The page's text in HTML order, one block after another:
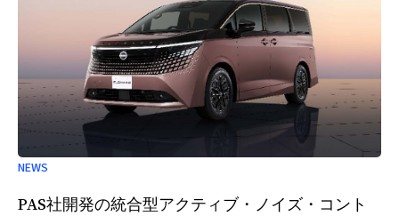
NEWS
PAS社開発の統合型アクティブ・ノイズ・コント